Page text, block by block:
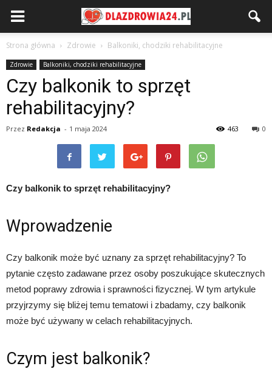
Strona główna Zdrowie Balkoniki, chodziki rehabilitacyjne
Zdrowie Balkoniki, chodziki rehabilitacyjne
Czy balkonik to sprzęt
rehabilitacyjny?
Przez Redakcja - 1 maja 2024 0
463
Czy balkonik to sprzęt rehabilitacyjny?
Wprowadzenie
Czy balkonik może być uznany za sprzęt rehabilitacyjny? To
pytanie często zadawane przez osoby poszukujące skutecznych
metod poprawy zdrowia i sprawności fizycznej. W tym artykule
przyjrzymy się bliżej temu tematowi i zbadamy, czy balkonik
może być używany w celach rehabilitacyjnych.
Czym jest balkonik?